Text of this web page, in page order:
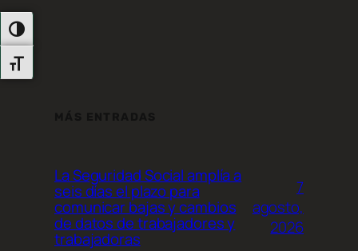
Alternar Alto Contraste
Alternar Tamaño De Letra
La Seguridad Social amplía a
seis días el plazo para
comunicar bajas y cambios
de datos de trabajadores y
trabajadoras
7
agosto,
2026